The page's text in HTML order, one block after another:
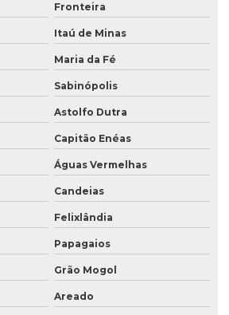
Fronteira
Itaú de Minas
Maria da Fé
Sabinópolis
Astolfo Dutra
Capitão Enéas
Águas Vermelhas
Candeias
Felixlândia
Papagaios
Grão Mogol
Areado